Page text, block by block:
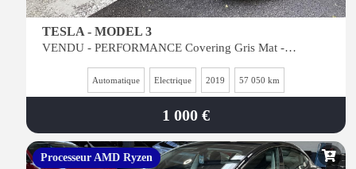
TESLA - MODEL 3
VENDU - PERFORMANCE Covering Gris Mat - EAP - Dual Motor AWD - Intérieur Blanc - Coffre &am
Automatique Electrique 2019 57 050 km
1 000 €
Processeur AMD Ryzen